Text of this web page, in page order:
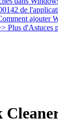
de
ajouter
Plus d'Astuces